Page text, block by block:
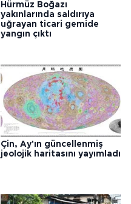
Hürmüz Boğazı
yakınlarında saldırıya
uğrayan ticari gemide
yangın çıktı
Çin, Ay'ın güncellenmiş
jeolojik haritasını yayımladı